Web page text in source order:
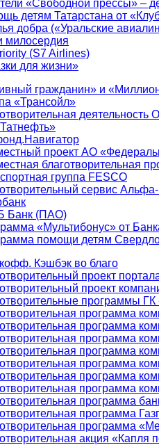
«Свободной прессы» –
детям Татарстана от
добра («Уральские
милосердия
(S7 Airlines)
для жизни»
гражданин» и
«Трансойл»
деятельность
проект АО
благотворительная
группа FESCO
сервис
Банк (ПАО)
«Мультибонус» от
помощи детям
Кэшбэк во благо
проект
проект
программы ГК
программа
программа
программа
программа
программа
программа
программа
программа
программа
программа
акция «Капля